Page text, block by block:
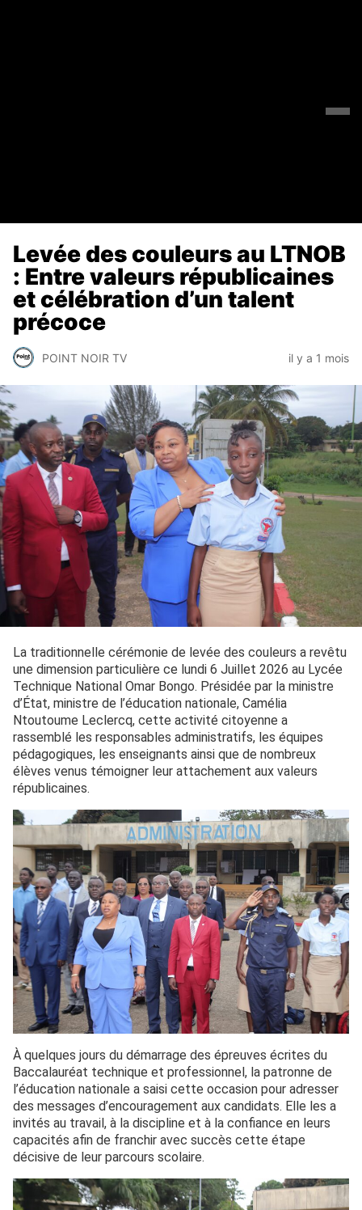
Levée des couleurs au LTNOB
: Entre valeurs républicaines
et célébration d’un talent
précoce
POINT NOIR TV il y a 1 mois
La traditionnelle cérémonie de levée des couleurs a revêtu
une dimension particulière ce lundi 6 Juillet 2026 au Lycée
Technique National Omar Bongo. Présidée par la ministre
d’État, ministre de l’éducation nationale, Camélia
Ntoutoume Leclercq, cette activité citoyenne a
rassemblé les responsables administratifs, les équipes
pédagogiques, les enseignants ainsi que de nombreux
élèves venus témoigner leur attachement aux valeurs
républicaines.
À quelques jours du démarrage des épreuves écrites du
Baccalauréat technique et professionnel, la patronne de
l’éducation nationale a saisi cette occasion pour adresser
des messages d’encouragement aux candidats. Elle les a
invités au travail, à la discipline et à la confiance en leurs
capacités afin de franchir avec succès cette étape
décisive de leur parcours scolaire.